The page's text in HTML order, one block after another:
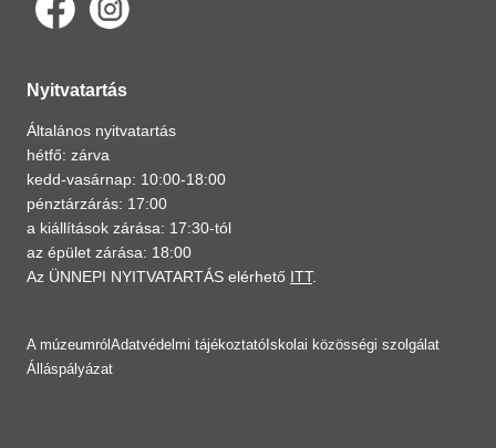
Nyitvatartás
Általános nyitvatartás
hétfő: zárva
kedd-vasárnap: 10:00-18:00
pénztárzárás: 17:00
a kiállítások zárása: 17:30-tól
az épület zárása: 18:00
Az ÜNNEPI NYITVATARTÁS elérhető ITT.
A múzeumról Adatvédelmi tájékoztató Iskolai közösségi szolgálat
Álláspályázat